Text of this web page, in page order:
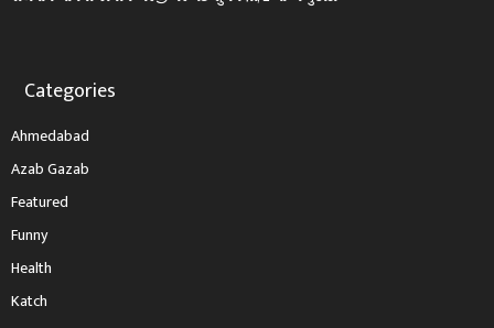
Categories
Ahmedabad
Azab Gazab
Featured
Funny
Health
Katch